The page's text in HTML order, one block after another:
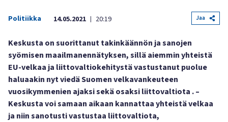
Politiikka 14.05.2021 | 20:19 Jaa
Keskusta on suorittanut takinkäännön ja sanojen
syömisen maailmanennätyksen, sillä aiemmin yhteistä
EU-velkaa ja liittovaltiokehitystä vastustanut puolue
haluaakin nyt viedä Suomen velkavankeuteen
vuosikymmenien ajaksi sekä osaksi liittovaltiota . –
Keskusta voi samaan aikaan kannattaa yhteistä velkaa
ja niin sanotusti vastustaa liittovaltiota,